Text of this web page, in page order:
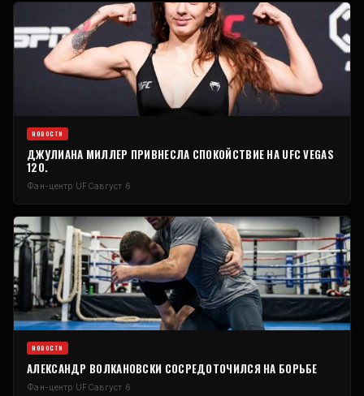
НОВОСТИ
ДЖУЛИАНА МИЛЛЕР ПРИВНЕСЛА СПОКОЙСТВИЕ НА UFC VEGAS
120.
Фан-центр UFCавгуст 6
НОВОСТИ
АЛЕКСАНДР ВОЛКАНОВСКИ СОСРЕДОТОЧИЛСЯ НА БОРЬБЕ
Фан-центр UFCавгуст 6